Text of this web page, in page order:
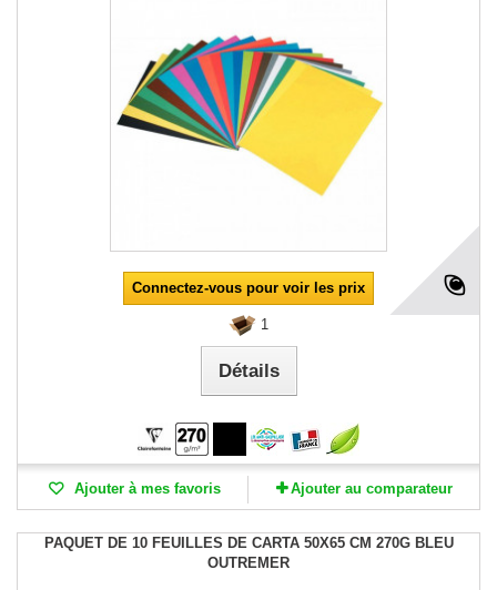
Connectez-vous pour voir les prix
1
Détails
Ajouter à mes favoris Ajouter au comparateur
PAQUET DE 10 FEUILLES DE CARTA 50X65 CM 270G BLEU
OUTREMER